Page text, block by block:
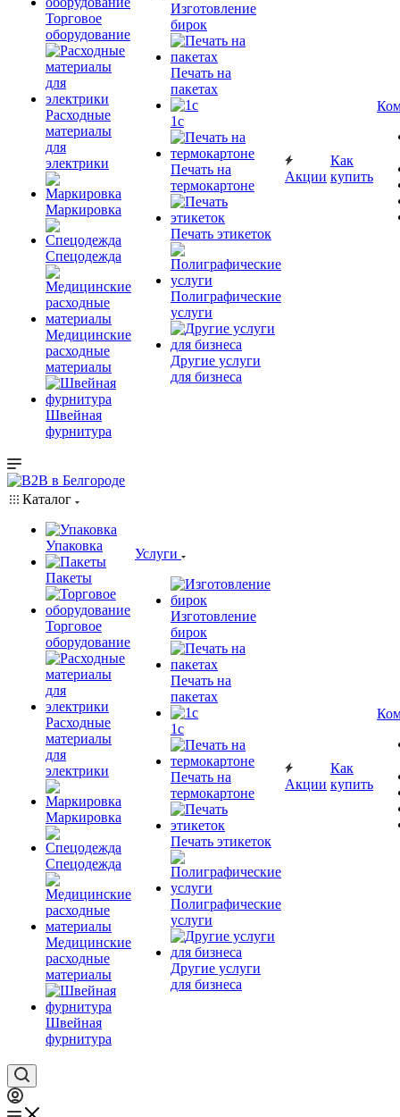
Торговое
оборудование
Расходные
материалы
для
электрики
Маркировка
Спецодежда
Медицинские
расходные
материалы
Швейная
фурнитура
Изготовление
бирок
Печать на
пакетах
1c
Печать на
термокартоне
Печать этикеток
Полиграфические
услуги
Другие услуги
для бизнеса
Акции
Как
купить
Каталог
Упаковка
Пакеты
Торговое
оборудование
Расходные
материалы
для
электрики
Маркировка
Спецодежда
Медицинские
расходные
материалы
Швейная
фурнитура
Услуги
Изготовление
бирок
Печать на
пакетах
1c
Печать на
термокартоне
Печать этикеток
Полиграфические
услуги
Другие услуги
для бизнеса
Акции
Как
купить